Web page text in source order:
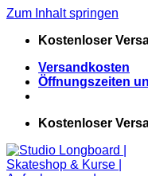
Zum Inhalt springen
Kostenloser
Versandkosten
Öffnungszeiten
Kostenloser